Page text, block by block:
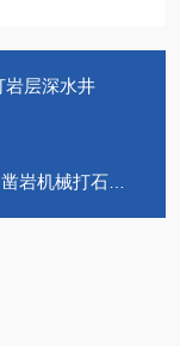
岩层深水井
机械打石头井